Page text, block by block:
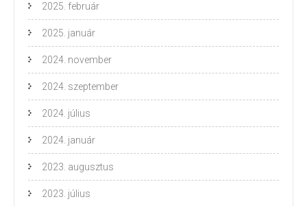
2025. február
2025. január
2024. november
2024. szeptember
2024. július
2024. január
2023. augusztus
2023. július